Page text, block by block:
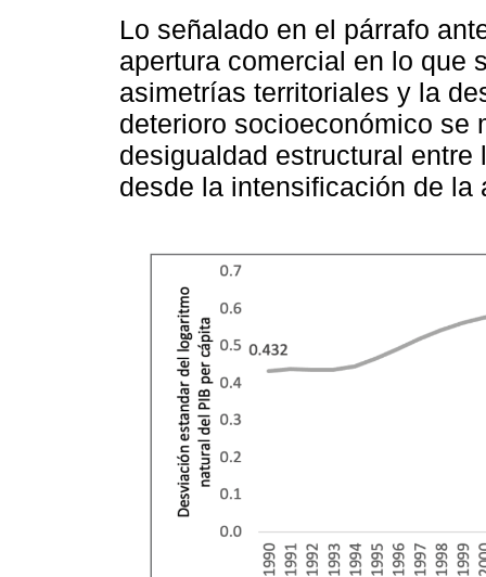
Lo señalado en el párrafo
apertura comercial en lo que
asimetrías territoriales y la
deterioro socioeconómico se
desigualdad estructural
desde la intensificación de la